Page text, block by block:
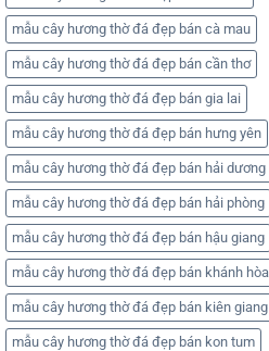
mẫu cây hương thờ đá đẹp bán cà mau
mẫu cây hương thờ đá đẹp bán cần thơ
mẫu cây hương thờ đá đẹp bán gia lai
mẫu cây hương thờ đá đẹp bán hưng yên
mẫu cây hương thờ đá đẹp bán hải dương
mẫu cây hương thờ đá đẹp bán hải phòng
mẫu cây hương thờ đá đẹp bán hậu giang
mẫu cây hương thờ đá đẹp bán khánh hòa
mẫu cây hương thờ đá đẹp bán kiên giang
mẫu cây hương thờ đá đẹp bán kon tum